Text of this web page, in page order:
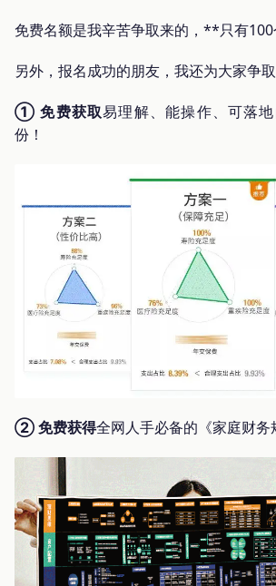
免费名额是我辛苦争取来的，**只有
另外，报名成功的朋友，我还为大家争
① 免费获取易理解、能操作、可落
份！
② 免费获得全网人手必备的《家庭财务